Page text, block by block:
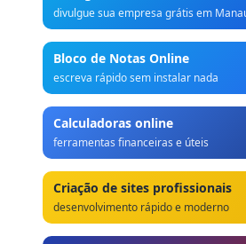
divulgue sua empresa grátis em
Bloco de Notas Online
escreva rápido sem instalar nada
Calculadoras online
ferramentas financeiras e úteis
Criação de sites profissionais
desenvolvimento rápido e moderno